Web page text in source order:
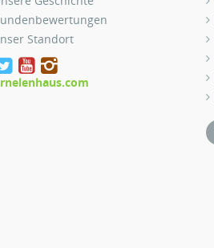
Standort